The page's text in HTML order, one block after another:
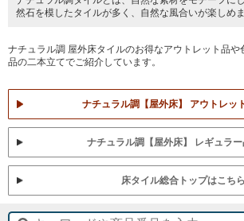
然石を模したタイルが多く、自然な風合いが楽しめま
ナチュラル調 屋外床タイルのお得なアウトレット品や
品の二本立てでご紹介しています。
ナチュラル調【屋外床】 アウトレッ
ナチュラル調【屋外床】 レギュラ
床タイル総合トップはこちら